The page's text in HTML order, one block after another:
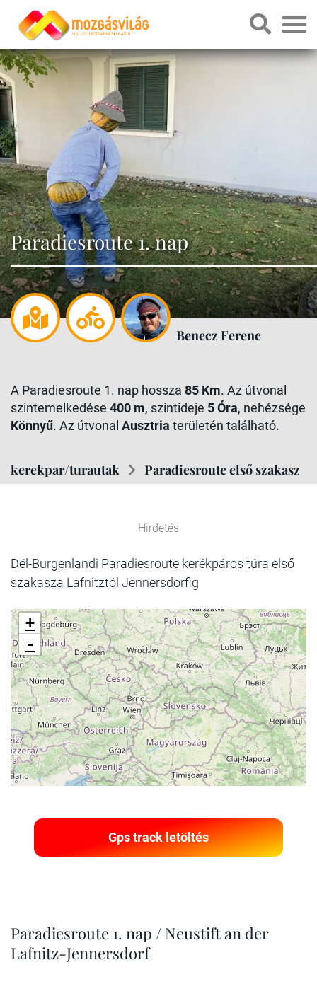
Paradiesroute 1. nap
Benecz Ferenc
A Paradiesroute 1. nap hossza 85 Km. Az útvonal
szintemelkedése 400 m, szintideje 5 Óra, nehézsége
Könnyű. Az útvonal Ausztria területén található.
kerekpar/turautak Paradiesroute első szakasz
Hirdetés
Dél-Burgenlandi Paradiesroute kerékpáros túra első
szakasza Lafnitztól Jennersdorfig
+
-
Gps track letöltés
Paradiesroute 1. nap / Neustift an der
Lafnitz-Jennersdorf